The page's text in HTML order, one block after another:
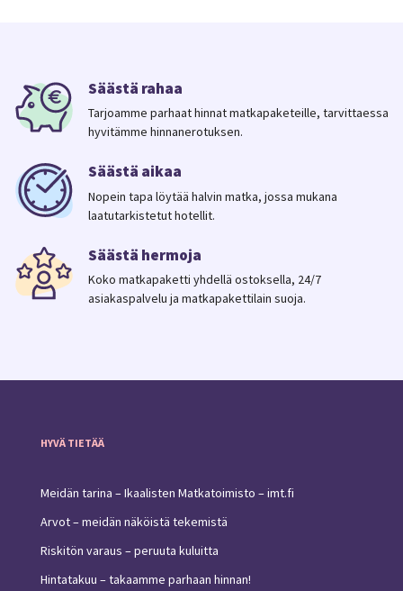
Säästä rahaa
Tarjoamme parhaat hinnat matkapaketeille, tarvittaessa
hyvitämme hinnanerotuksen.
Säästä aikaa
Nopein tapa löytää halvin matka, jossa mukana
laatutarkistetut hotellit.
Säästä hermoja
Koko matkapaketti yhdellä ostoksella, 24/7
asiakaspalvelu ja matkapakettilain suoja.
HYVÄ TIETÄÄ
Meidän tarina – Ikaalisten Matkatoimisto – imt.fi
Arvot – meidän näköistä tekemistä
Riskitön varaus – peruuta kuluitta
Hintatakuu – takaamme parhaan hinnan!